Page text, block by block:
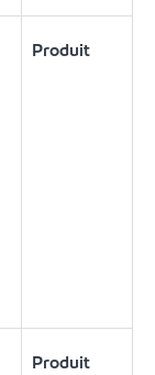
Produit
Produit